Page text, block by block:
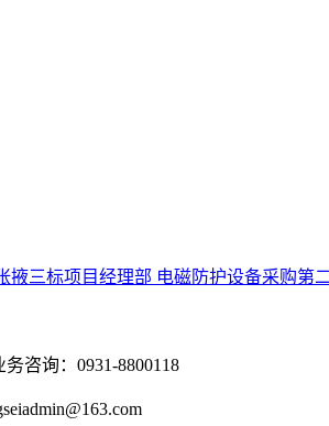
掖三标项目经理部 电磁防护设备采购第
咨询：0931-8800118